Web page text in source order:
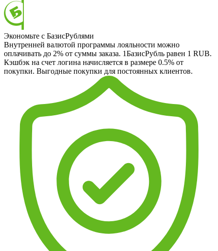
Экономьте с БазисРублями
Внутренней валютой программы лояльности можно
оплачивать до 2% от суммы заказа. 1БазисРубль равен 1 RUB.
Кэшбэк на счет логина начисляется в размере 0.5% от
покупки. Выгодные покупки для постоянных клиентов.